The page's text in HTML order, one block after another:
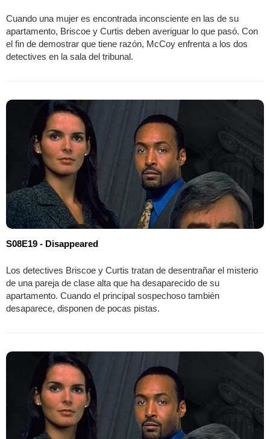
Cuando una mujer es encontrada inconsciente en las de su
apartamento, Briscoe y Curtis deben averiguar lo que pasó. Con
el fin de demostrar que tiene razón, McCoy enfrenta a los dos
detectives en la sala del tribunal.
S08E19 - Disappeared
Los detectives Briscoe y Curtis tratan de desentrañar el misterio
de una pareja de clase alta que ha desaparecido de su
apartamento. Cuando el principal sospechoso también
desaparece, disponen de pocas pistas.